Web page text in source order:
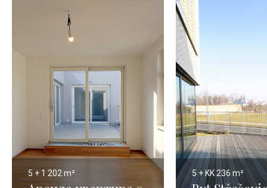
5 + 1 202 m² 5 + KK236 m²